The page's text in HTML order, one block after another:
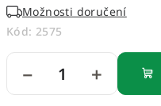
Možnosti doručení
Kód: 2575
+
−